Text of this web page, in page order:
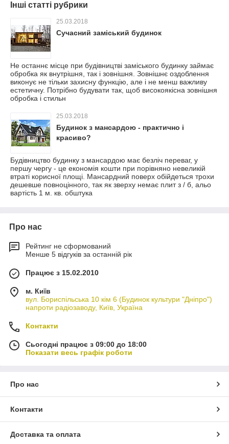
Інші статті рубрики
25.03.2018
Сучасний заміський будинок
Не останнє місце при будівництві заміського будинку займає
обробка як внутрішня, так і зовнішня. Зовнішнє оздоблення
виконує не тільки захисну функцію, але і не менш важливу
естетичну. Потрібно будувати так, щоб високоякісна зовнішня
обробка і стильн
25.03.2018
Будинок з мансардою - практично і
красиво?
Будівництво будинку з мансардою має безліч переваг, у
першу чергу - це економія кошти при порівняно невеликій
втраті корисної площі. Мансардний поверх обійдеться трохи
дешевше повноцінного, так як зверху немає плит з / б, альо
вартість 1 м. кв. обштука
Про нас
Рейтинг не сформований
Менше 5 відгуків за останній рік
Працює з 15.02.2010
м. Київ
вул. Бориспільська 10 кім 6 (Будинок культури "Дніпро")
напроти радіозаводу, Київ, Україна
Контакти
Сьогодні працює з 09:00 до 18:00
Показати весь графік роботи
Про нас
Контакти
Доставка та оплата